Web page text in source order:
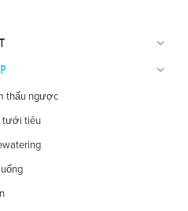
thấu ngược
tưới tiêu